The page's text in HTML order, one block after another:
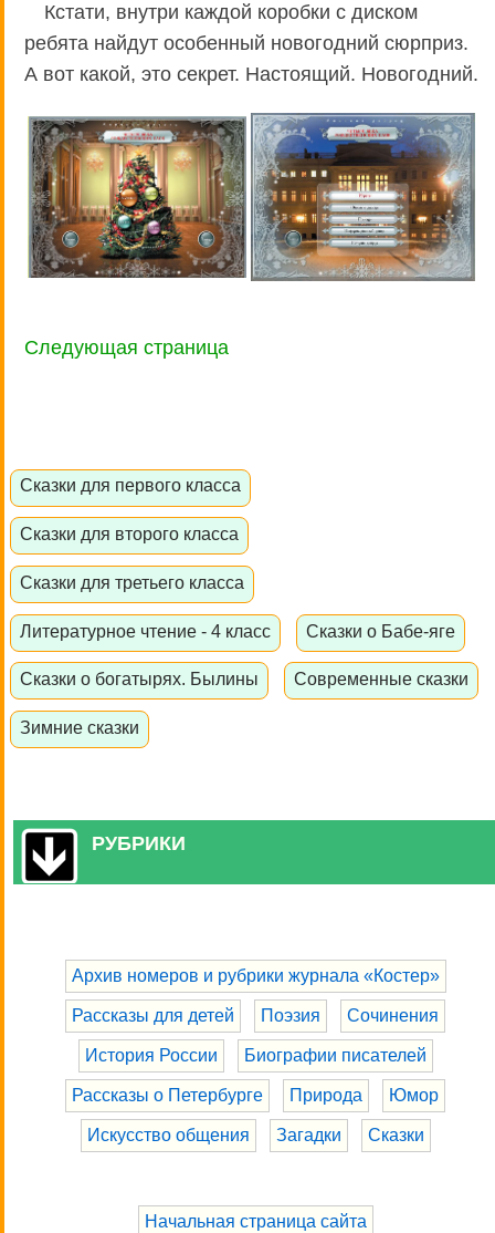
Кстати, внутри каждой коробки с диском
ребята найдут особенный новогодний сюрприз.
А вот какой, это секрет. Настоящий. Новогодний.
Следующая страница
Сказки для первого класса
Сказки для второго класса
Сказки для третьего класса
Литературное чтение - 4 класс Сказки о Бабе-яге
Сказки о богатырях. Былины Современные сказки
Зимние сказки
РУБРИКИ
Архив номеров и рубрики журнала «Костер»
Рассказы для детей Поэзия Сочинения
История России Биографии писателей
Рассказы о Петербурге Природа Юмор
Искусство общения Загадки Сказки
Начальная страница сайта